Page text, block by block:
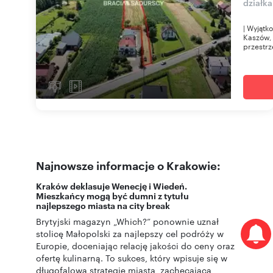
|
Najnowsze informacje o Krakowie:
Kraków deklasuje Wenecję i Wiedeń.
Mieszkańcy mogą być dumni z tytułu
najlepszego miasta na city break
Brytyjski magazyn „Which?” ponownie uznał
stolicę Małopolski za najlepszy cel podróży w
Europie, doceniając relację jakości do ceny oraz
ofertę kulinarną. To sukces, który wpisuje się w
długofalową strategię miasta, zachęcającą